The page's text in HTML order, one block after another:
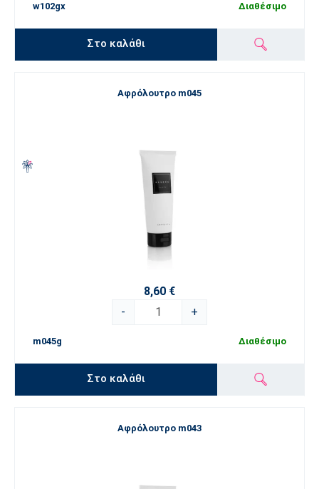
w102gx Διαθέσιμο
Στο καλάθι
Αφρόλουτρο m045
8,60 €
-
+
m045g Διαθέσιμο
Στο καλάθι
Αφρόλουτρο m043